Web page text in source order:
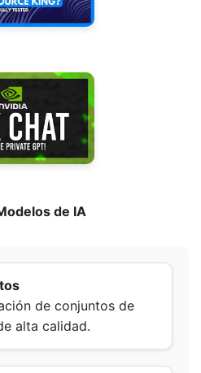
de IA
de conjuntos de
alta calidad.